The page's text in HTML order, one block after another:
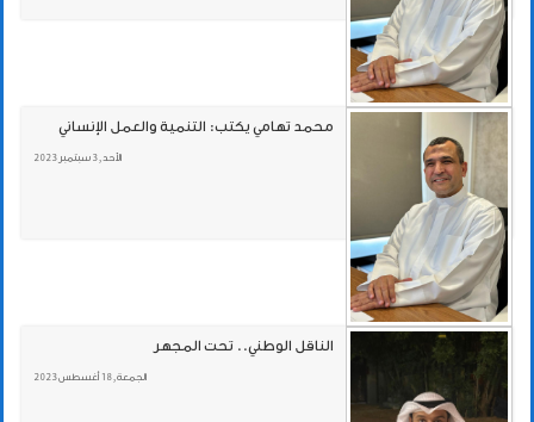
محمد تهامي يكتب: التنمية والعمل الإنساني
الأحد , 3 سبتمبر 2023
الناقل الوطني.. تحت المجهر
الجمعة , 18 أغسطس 2023